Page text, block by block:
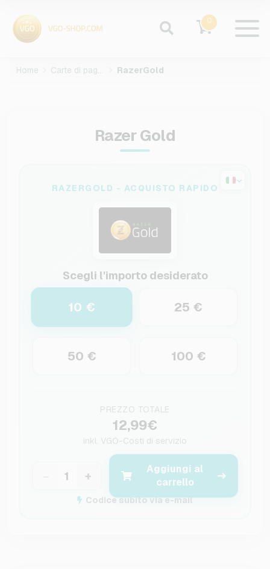
0
Home Carte di pagamento RazerGold
Razer Gold
RAZERGOLD - ACQUISTO RAPIDO
Scegli l'importo desiderato
10 € 25 €
50 € 100 €
PREZZO TOTALE
12,99€
inkl. VGO-Costi di servizio
+
Aggiungi al
carrello
Codice subito via e-mail